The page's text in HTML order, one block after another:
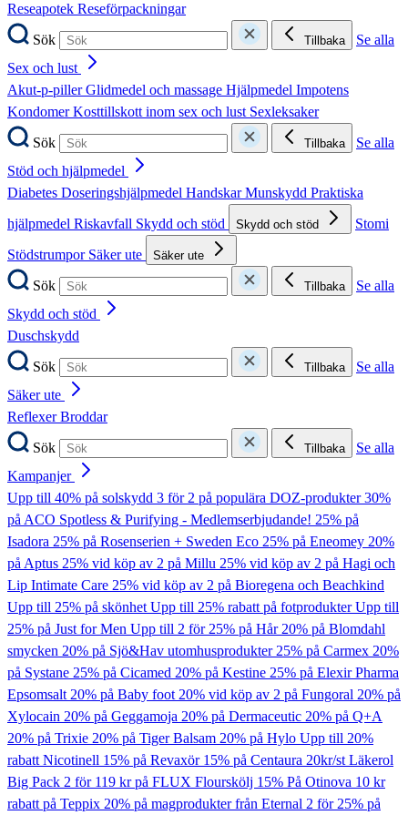
Reseapotek Reseförpackningar
Sök
Tillbaka
Se alla
Sex och lust
Akut-p-pillerGlidmedel och massage Hjälpmedel Impotens
KondomerKosttillskott inom sex och lust Sexleksaker
Sök
Tillbaka
Se alla
Stöd och hjälpmedel
Diabetes Doseringshjälpmedel HandskarMunskydd Praktiska
hjälpmedel Riskavfall Skydd och stöd Skydd och stöd
Stomi
Stödstrumpor Säker ute Säker ute
Sök Tillbaka
Se alla
Skydd och stöd
Duschskydd
Sök
Tillbaka
Se alla
Säker ute
ReflexerBroddar
Sök
Tillbaka
Se alla
Kampanjer
Upp till 40% på solskydd 3 för 2 på populära DOZ-produkter30%
på ACO Spotless & Purifying - Medlemserbjudande! 25% på
Isadora 25% på Rosenserien + Sweden Eco 25% på Eneomey 20%
på Aptus 25% vid köp av 2 på Millu 25% vid köp av 2 på Hagi och
Lip Intimate Care 25% vid köp av 2 på Bioregena och Beachkind
Upp till 25% på skönhetUpp till 25% rabatt på fotprodukterUpp till
25% på Just for Men Upp till 2 för 25% på Hår20% på Blomdahl
smycken 20% på Sjö&Hav utomhusprodukter25% på Carmex 20%
på Systane 25% på Cicamed 20% på Kestine 25% på Elexir Pharma
Epsomsalt20% på Baby foot20% vid köp av 2 på Fungoral 20% på
Xylocain 20% på Geggamoja 20% på Dermaceutic 20% på Q+A
20% på Trixie 20% på Tiger Balsam 20% på Hylo Upp till 20%
rabatt Nicotinell 15% på Revaxör 15% på Centaura 20kr/st Läkerol
Big Pack 2 för 119 kr på FLUX Flourskölj 15% På Otinova 10 kr
rabatt på Teppix 20% på magprodukter från Eternal 2 för 25% på